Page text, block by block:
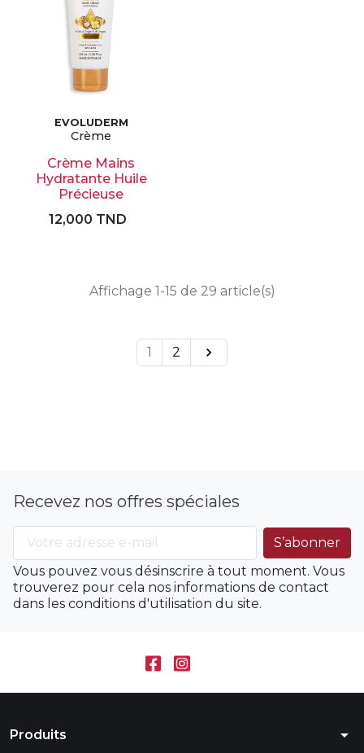
EVOLUDERM
Crème
Crème Mains
Hydratante Huile
Précieuse
12,000 TND
Affichage 1-15 de 29 article(s)
1 2 
Recevez nos offres spéciales
Vous pouvez vous désinscrire à tout moment. Vous
trouverez pour cela nos informations de contact
dans les conditions d'utilisation du site.
Produits arrow_drop_down